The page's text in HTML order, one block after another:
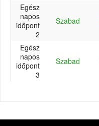
Egész
napos
időpont
2
Szabad
Egész
napos
időpont
3
Szabad